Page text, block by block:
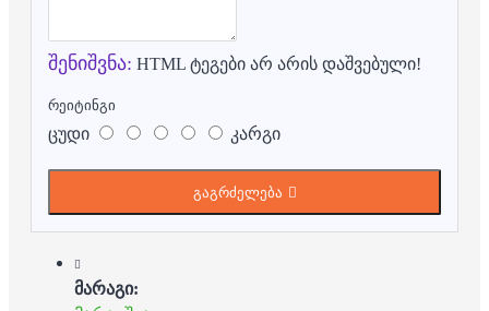
შენიშვნა: HTML ტეგები არ არის დაშვებული!
რეიტინგი
ცუდი კარგი
გაგრძელება
მარაგი: